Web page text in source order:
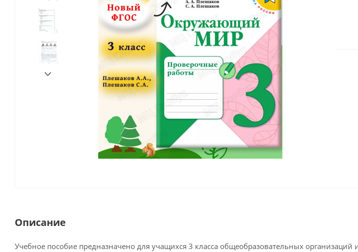
Описание
Учебное пособие предназначено для учащихся 3 класса общеобразовательных